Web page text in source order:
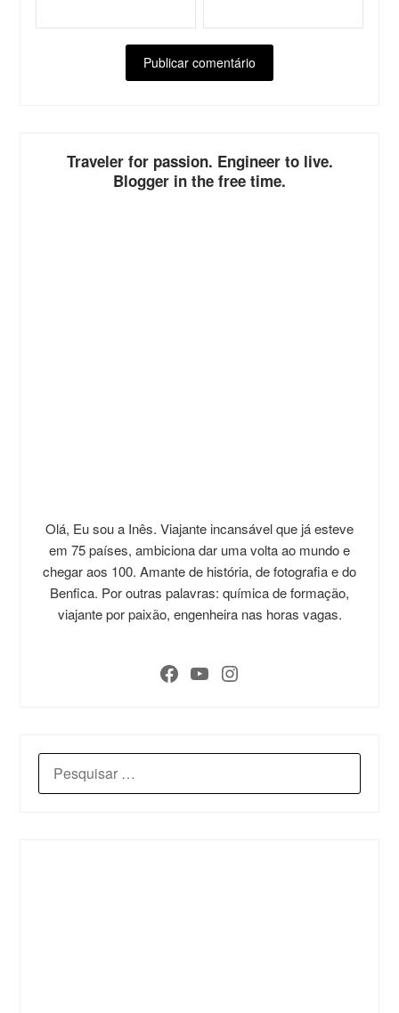
Traveler for passion. Engineer to live.
Blogger in the free time.
Olá, Eu sou a Inês. Viajante incansável que já esteve
em 75 países, ambiciona dar uma volta ao mundo e
chegar aos 100. Amante de história, de fotografia e do
Benfica. Por outras palavras: química de formação,
viajante por paixão, engenheira nas horas vagas.